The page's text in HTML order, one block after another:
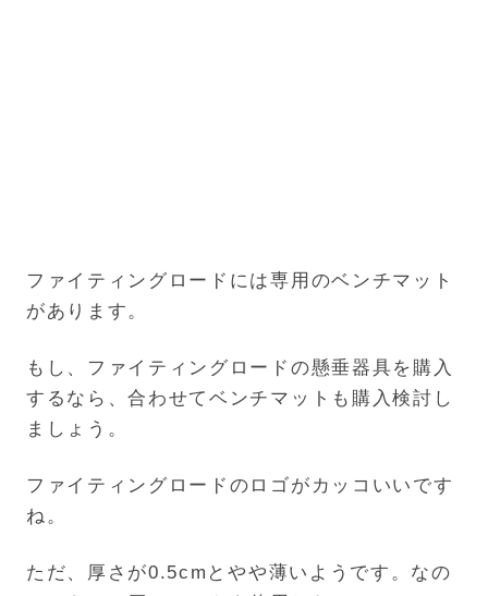
ファイティングロードには専用のベンチマット
があります。
もし、ファイティングロードの懸垂器具を購入
するなら、合わせてベンチマットも購入検討し
ましょう。
ファイティングロードのロゴがカッコいいです
ね。
ただ、厚さが0.5cmとやや薄いようです。なの